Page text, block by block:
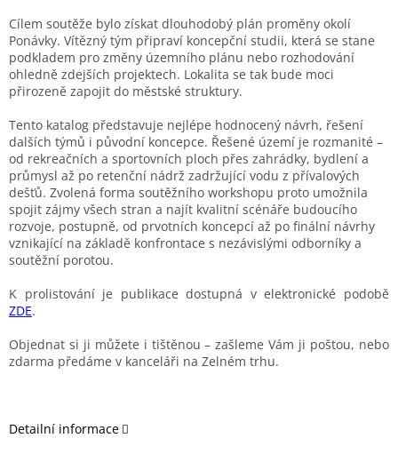
Cílem soutěže bylo získat dlouhodobý plán proměny okolí
Ponávky. Vítězný tým připraví koncepční studii, která se stane
podkladem pro změny územního plánu nebo rozhodování
ohledně zdejších projektech. Lokalita se tak bude moci
přirozeně zapojit do městské struktury.
Tento katalog představuje nejlépe hodnocený návrh, řešení
dalších týmů i původní koncepce. Řešené území je rozmanité –
od rekreačních a sportovních ploch přes zahrádky, bydlení a
průmysl až po retenční nádrž zadržující vodu z přívalových
dešťů. Zvolená forma soutěžního workshopu proto umožnila
spojit zájmy všech stran a najít kvalitní scénáře budoucího
rozvoje, postupně, od prvotních koncepcí až po finální návrhy
vznikající na základě konfrontace s nezávislými odborníky a
soutěžní porotou.
K prolistování je publikace dostupná v elektronické podobě
ZDE.
Objednat si ji můžete i tištěnou – zašleme Vám ji poštou, nebo
zdarma předáme v kanceláři na Zelném trhu.
Detailní informace